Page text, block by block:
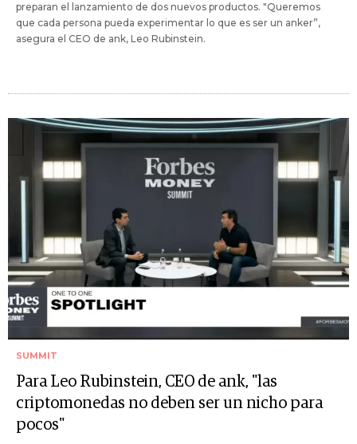
preparan el lanzamiento de dos nuevos productos. "Queremos
que cada persona pueda experimentar lo que es ser un anker”,
asegura el CEO de ank, Leo Rubinstein.
SUMMIT
Para Leo Rubinstein, CEO de ank, "las
criptomonedas no deben ser un nicho para
pocos"